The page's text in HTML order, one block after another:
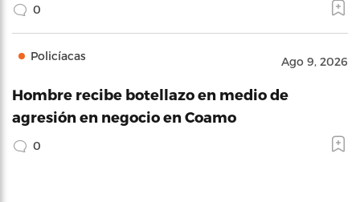
0
Policíacas Ago 9, 2026
Hombre recibe botellazo en medio de
agresión en negocio en Coamo
0